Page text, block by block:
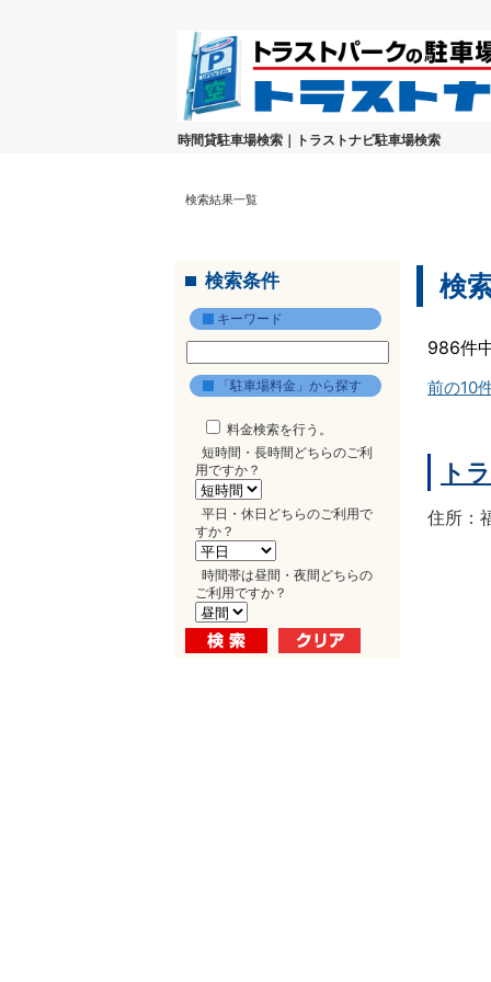
時間貸駐車場検索｜トラストナビ駐車場検索
検索結果一覧
検索条件
キーワード
「駐車場料金」から探す
料金検索を行う。
短時間・長時間どちらのご利
用ですか？
平日・休日どちらのご利用で
すか？
時間帯は昼間・夜間どちらの
ご利用ですか？
検
986件
前の10
ト
住所：